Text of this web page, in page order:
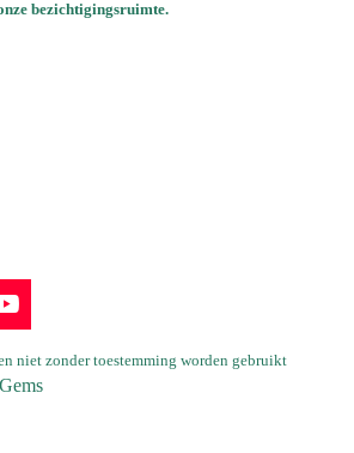
bezichtigingsruimte.
Y
u
T
niet zonder toestemming worden gebruikt